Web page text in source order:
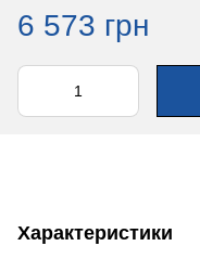
6 573 грн
Характеристики